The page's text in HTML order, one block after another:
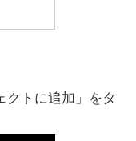
クトに追加」をタ